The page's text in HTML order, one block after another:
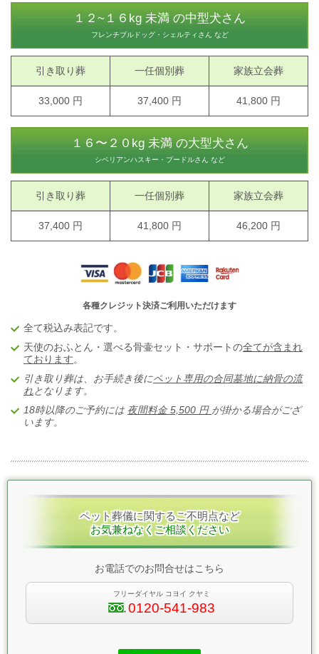
１２~１６kg 未満 の中型犬さん
フレンチブルドッグ・シェルティさん など
引き取り葬 一任個別葬 家族立会葬
33,000 円 37,400 円 41,800 円
１６〜２０kg 未満 の大型犬さん
シベリアンハスキー・プードルさん など
引き取り葬 一任個別葬 家族立会葬
37,400 円 41,800 円 46,200 円
各種クレジット決済ご利用いただけます
全て税込み表記です。
天使のおふとん・選べる骨壷セット・サポートの全てが含まれ
ております。
引き取り葬は、お手続き後にペット専用の合同墓地に納骨の流
れとなります。
18時以降のご予約には 夜間料金 5,500 円 が掛かる場合がござ
います。
ペット葬儀に関するご不明点など
お気兼ねなくご相談ください
お電話でのお問合せはこちら
フリーダイヤル コヨイ クヤミ
0120-541-983